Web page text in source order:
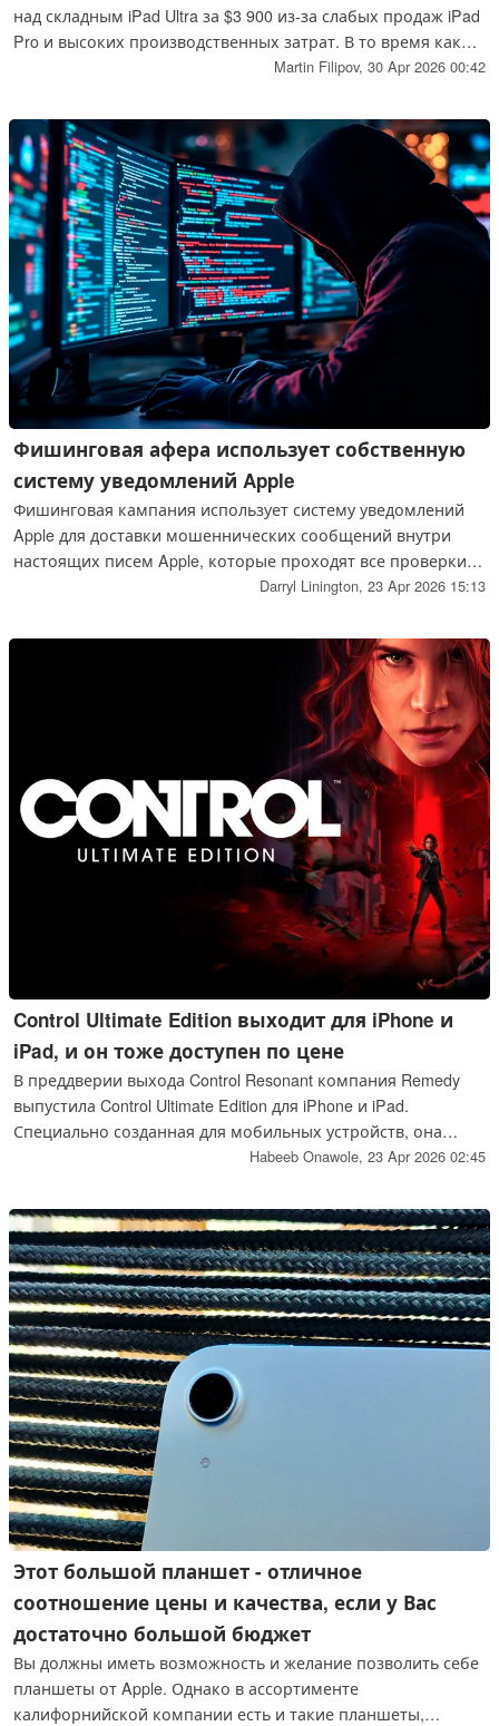
над складным iPad Ultra за $3 900 из-за слабых продаж iPad
Pro и высоких производственных затрат. В то время как
выпуск складного iPhone Ultra и MacBook Ultra с сенсорным
20-дюймового складного iPad столкнулся с проблемами
веса и ценообразования. Вот все подробности (включая
предполагаемые характеристики).
Martin Filipov, 30 Apr 2026 00:42
Фишинговая афера использует собственную
систему уведомлений Apple
Фишинговая кампания использует систему уведомлений
Apple для доставки мошеннических сообщений внутри
настоящих писем Apple, которые проходят все проверки
Darryl Linington, 23 Apr 2026 15:13
Control Ultimate Edition выходит для iPhone и
iPad, и он тоже доступен по цене
В преддверии выхода Control Resonant компания Remedy
выпустила Control Ultimate Edition для iPhone и iPad.
Специально созданная для мобильных устройств, она
поддерживает сенсорное управление и физический
Habeeb Onawole, 23 Apr 2026 02:45
Этот большой планшет - отличное
соотношение цены и качества, если у Вас
достаточно большой бюджет
Вы должны иметь возможность и желание позволить себе
планшеты от Apple. Однако в ассортименте
калифорнийской компании есть и такие планшеты,